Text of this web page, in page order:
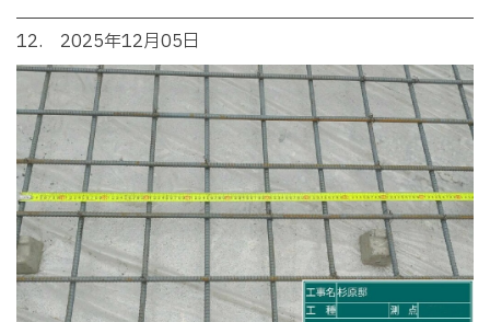
12. 2025年12月05日